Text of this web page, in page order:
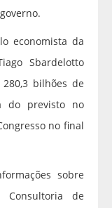
economista da
Sbardelotto
bilhões de
do previsto no
no final
sobre
Consultoria de